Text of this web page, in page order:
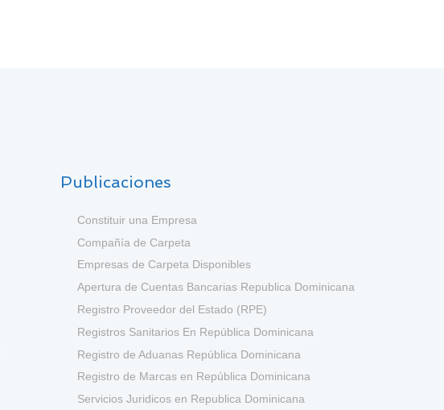
Publicaciones
Constituir una Empresa
Compañía de Carpeta
Empresas de Carpeta Disponibles
Apertura de Cuentas Bancarias Republica Dominicana
Registro Proveedor del Estado (RPE)
Registros Sanitarios En República Dominicana
Registro de Aduanas República Dominicana
Registro de Marcas en República Dominicana
Servicios Juridicos en Republica Dominicana